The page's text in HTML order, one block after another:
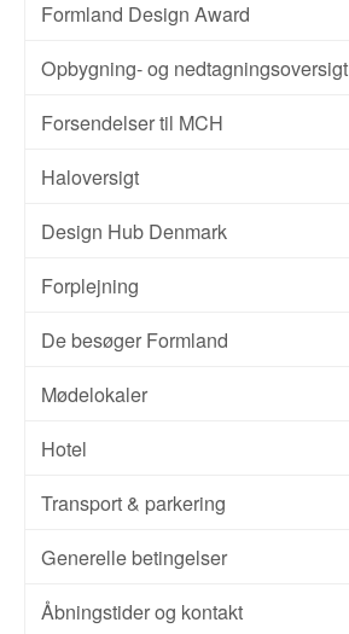
Formland Design Award
Opbygning- og nedtagningsoversigt
Forsendelser til MCH
Haloversigt
Design Hub Denmark
Forplejning
De besøger Formland
Mødelokaler
Hotel
Transport & parkering
Generelle betingelser
Åbningstider og kontakt